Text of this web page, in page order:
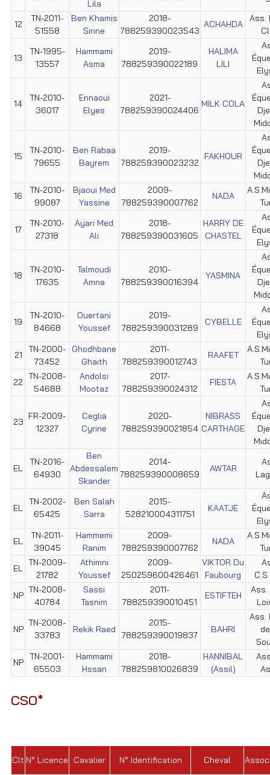
Lila
12
TN-2011-
51558
Ben Khamis
Sirine
2018-
788259390023543
ACHAHDA
Ass.
13
TN-1995-
13557
Hammami
Asma
2019-
788259390022189
HALIMA
LILI
14
TN-2010-
36017
Ennaoui
Elyes
2021-
788259390024406
MILK COLA
15
TN-2010-
79655
Ben Rabaa
Bayrem
2019-
788259390023232
FAKHOUR
16
TN-2010-
99087
Bjaoui Med
Yassine
2009-
788259390007762
NADA
17
TN-2010-
27318
Ayari Med
Ali
2018-
788259390031605
HARRY DE
CHASTEL
18
TN-2010-
17635
Talmoudi
Amna
2010-
788259390016394
YASMINA
19
TN-2010-
84668
Ouertani
Youssef
2019-
788259390031289
CYBELLE
21
TN-2000-
73452
Ghodhbane
Ghaith
2011-
788259390012743
RAAFET
22
TN-2008-
54688
Andolsi
Mootaz
2017-
788259390024312
FIESTA
23
FR-2009-
12327
Ceglia
Cyrine
2020-
788259390021854
NIBRASS
CARTHAGE
EL
TN-2016-
64930
Ben
Abdessalem
Skander
2014-
788259390008659
AWTAR
EL
TN-2002-
65425
Ben Salah
Sarra
2015-
528210004311751
KAATJE
EL
TN-2011-
39045
Hammemi
Ranim
2009-
788259390007762
NADA
EL
TN-2009-
21782
Athimni
Youssef
2009-
250259600426461
VIKTOR Du
Faubourg
NP
TN-2008-
40784
Sassi
Tasnim
2011-
788259390010451
ESTIFTEH
Ass.
NP
TN-2008-
33783
Rekik Raed
2015-
788259390019837
BAHRI
Ass.
NP
TN-2001-
65503
Hammami
Hssan
2018-
788259810026839
HANNIBAL
(Assil)
CSO*
Clt N° Licence Cavalier N° Identification Cheval